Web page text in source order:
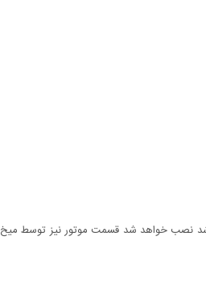
نصب خواهد شد قسمت موتور نیز توسط میخ